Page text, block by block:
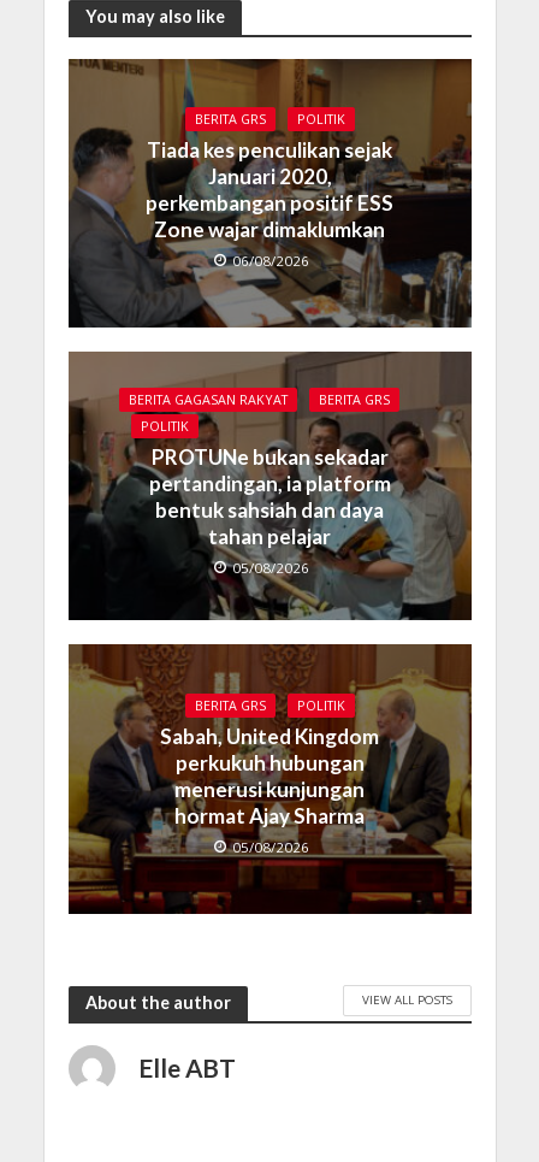
You may also like
BERITA GRS POLITIK
Tiada kes penculikan sejak
Januari 2020,
perkembangan positif ESS
Zone wajar dimaklumkan
06/08/2026
BERITA GAGASAN RAKYAT
BERITA GRS
POLITIK
PROTUNe bukan sekadar
pertandingan, ia platform
bentuk sahsiah dan daya
tahan pelajar
05/08/2026
BERITA GRS POLITIK
Sabah, United Kingdom
perkukuh hubungan
menerusi kunjungan
hormat Ajay Sharma
05/08/2026
About the author VIEW ALL POSTS
Elle ABT